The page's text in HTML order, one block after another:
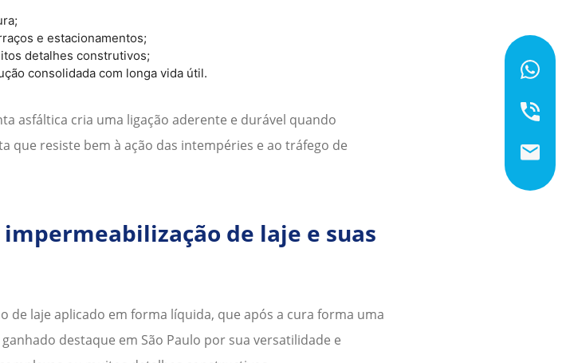
e estacionamentos;
detalhes construtivos;
consolidada com longa vida útil.
asfáltica cria uma ligação aderente e durável quando
resiste bem à ação das intempéries e ao tráfego de
impermeabilização de laje e suas
de laje aplicado em forma líquida, que após a cura forma uma
destaque em São Paulo por sua versatilidade e